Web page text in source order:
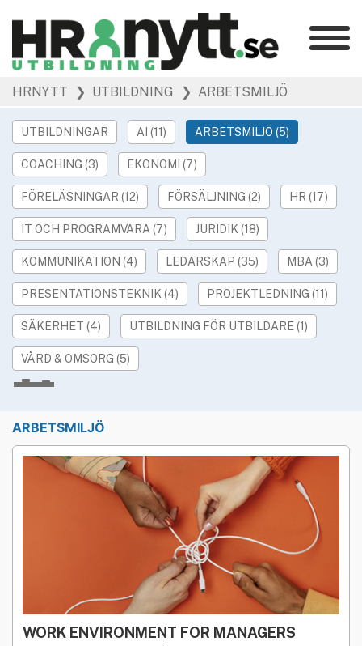
Kategorier
HR Barometer
HR-yrket
Ledarskap
Arbetsmiljö
Rekrytering »
Hållbarhet
Podcast »
Event »
Våra övriga sajter
Utbildning
Rekryteringsguiden
HRNYTT ❯ UTBILDNING ❯ ARBETSMILJÖ
UTBILDNINGAR AI (11) ARBETSMILJÖ (5)
COACHING (3) EKONOMI (7)
FÖRELÄSNINGAR (12) FÖRSÄLJNING (2) HR (17)
IT OCH PROGRAMVARA (7) JURIDIK (18)
KOMMUNIKATION (4) LEDARSKAP (35) MBA (3)
PRESENTATIONSTEKNIK (4) PROJEKTLEDNING (11)
SÄKERHET (4) UTBILDNING FÖR UTBILDARE (1)
VÅRD & OMSORG (5)
BAM BAS P / BAS U
SYSTEMATISKT ARBETSMILJÖARBETE SAM
FYSISK
Geografi
HELA SVERIGE STOCKHOLM GÖTEBORG MALMÖ
ARBETSMILJÖ
WORK ENVIRONMENT FOR MANAGERS